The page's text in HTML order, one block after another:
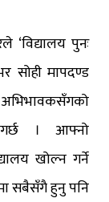
‘विद्यालय पुनः
सोही मापदण्ड
अभिभावकसँगको
गर्छ । आफ्नो
खोल्न गर्ने
सबैसँगै हुनु पनि